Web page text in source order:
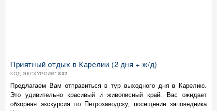
Приятный отдых в Карелии (2 дня + ж/д)
КОД ЭКСКУРСИИ: 832
Предлагаем Вам отправиться в тур выходного дня в Карелию.
Это удивительно красивый и живописный край. Вас ожидает
обзорная экскурсия по Петрозаводску, посещение заповедника